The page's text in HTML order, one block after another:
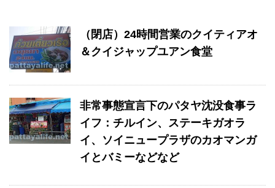
（閉店）24時間営業のクイティアオ
＆クイジャップユアン食堂
非常事態宣言下のパタヤ沈没食事ラ
イフ：チルイン、ステーキガオラ
イ、ソイニュープラザのカオマンガ
イとバミーなどなど